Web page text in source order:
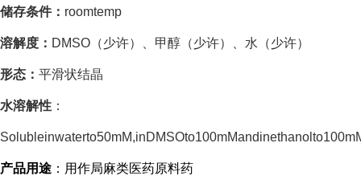
储存条件： roomtemp
溶解度： DMSO（少许）、甲醇（少许）、水（少许）
形态： 平滑状结晶
水溶解性 ：
产品用途 ：用作局麻类医药原料药